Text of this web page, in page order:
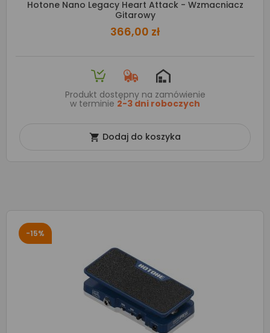
Hotone Nano Legacy Heart Attack - Wzmacniacz
Gitarowy
366,00 zł
Produkt dostępny na zamówienie
w terminie 2-3 dni roboczych
 Dodaj do koszyka
-15%